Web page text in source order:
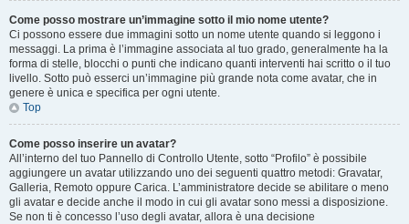
Come posso mostrare un’immagine sotto il mio nome utente?
Ci possono essere due immagini sotto un nome utente quando si leggono i
messaggi. La prima è l’immagine associata al tuo grado, generalmente ha la
forma di stelle, blocchi o punti che indicano quanti interventi hai scritto o il tuo
livello. Sotto può esserci un’immagine più grande nota come avatar, che in
genere è unica e specifica per ogni utente.
Top
Come posso inserire un avatar?
All’interno del tuo Pannello di Controllo Utente, sotto “Profilo” è possibile
aggiungere un avatar utilizzando uno dei seguenti quattro metodi: Gravatar,
Galleria, Remoto oppure Carica. L’amministratore decide se abilitare o meno
gli avatar e decide anche il modo in cui gli avatar sono messi a disposizione.
Se non ti è concesso l’uso degli avatar, allora è una decisione